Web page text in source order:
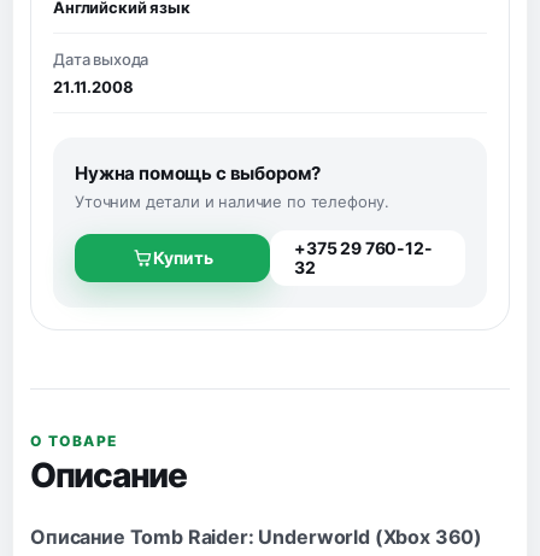
Английский язык
Дата выхода
21.11.2008
Нужна помощь с выбором?
Уточним детали и наличие по телефону.
Купить
+375 29 760-12-
32
О ТОВАРЕ
Описание
Описание Tomb Raider: Underworld (Xbox 360)